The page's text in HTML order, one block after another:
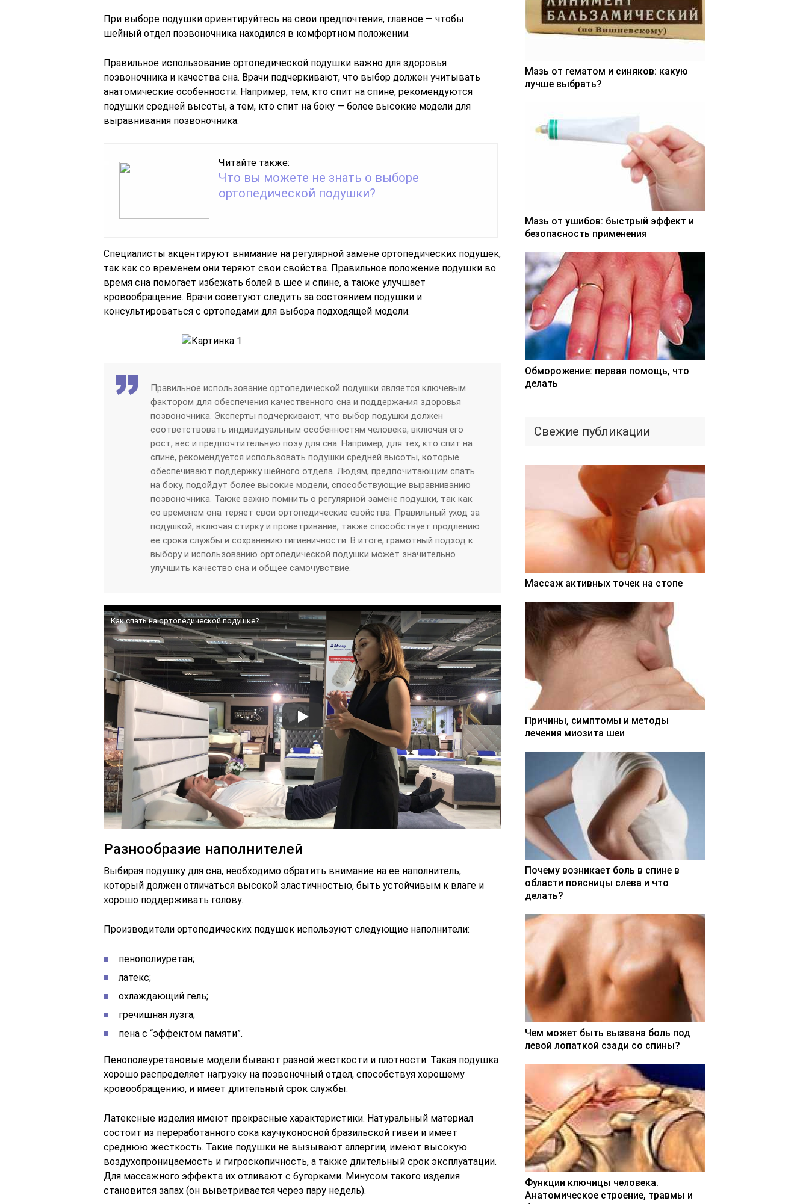
При выборе подушки ориентируйтесь на свои предпочтения, главное — чтобы
шейный отдел позвоночника находился в комфортном положении.
Правильное использование ортопедической подушки важно для здоровья
позвоночника и качества сна. Врачи подчеркивают, что выбор должен учитывать
анатомические особенности. Например, тем, кто спит на спине, рекомендуются
подушки средней высоты, а тем, кто спит на боку — более высокие модели для
выравнивания позвоночника.
Читайте также:
Что вы можете не знать о выборе
ортопедической подушки?
Специалисты акцентируют внимание на регулярной замене ортопедических подушек,
так как со временем они теряют свои свойства. Правильное положение подушки во
время сна помогает избежать болей в шее и спине, а также улучшает
кровообращение. Врачи советуют следить за состоянием подушки и
консультироваться с ортопедами для выбора подходящей модели.
Правильное использование ортопедической подушки является ключевым
фактором для обеспечения качественного сна и поддержания здоровья
позвоночника. Эксперты подчеркивают, что выбор подушки должен
соответствовать индивидуальным особенностям человека, включая его
рост, вес и предпочтительную позу для сна. Например, для тех, кто спит на
спине, рекомендуется использовать подушки средней высоты, которые
обеспечивают поддержку шейного отдела. Людям, предпочитающим спать
на боку, подойдут более высокие модели, способствующие выравниванию
позвоночника. Также важно помнить о регулярной замене подушки, так как
со временем она теряет свои ортопедические свойства. Правильный уход за
подушкой, включая стирку и проветривание, также способствует продлению
ее срока службы и сохранению гигиеничности. В итоге, грамотный подход к
выбору и использованию ортопедической подушки может значительно
улучшить качество сна и общее самочувствие.
Как спать на ортопедической подушке?
Разнообразие наполнителей
Выбирая подушку для сна, необходимо обратить внимание на ее наполнитель,
который должен отличаться высокой эластичностью, быть устойчивым к влаге и
хорошо поддерживать голову.
Производители ортопедических подушек используют следующие наполнители:
пенополиуретан;
латекс;
охлаждающий гель;
гречишная лузга;
пена с “эффектом памяти”.
Пенополеуретановые модели бывают разной жесткости и плотности. Такая подушка
хорошо распределяет нагрузку на позвоночный отдел, способствуя хорошему
кровообращению, и имеет длительный срок службы.
Латексные изделия имеют прекрасные характеристики. Натуральный материал
состоит из переработанного сока каучуконосной бразильской гивеи и имеет
среднюю жесткость. Такие подушки не вызывают аллергии, имеют высокую
воздухопроницаемость и гигроскопичность, а также длительный срок эксплуатации.
Для массажного эффекта их отливают с бугорками. Минусом такого изделия
становится запах (он выветривается через пару недель).
Мазь от гематом и синяков: какую
лучше выбрать?
Мазь от ушибов: быстрый эффект и
безопасность применения
Обморожение: первая помощь, что
делать
Свежие публикации
Массаж активных точек на стопе
Причины, симптомы и методы
лечения миозита шеи
Почему возникает боль в спине в
области поясницы слева и что
делать?
Чем может быть вызвана боль под
левой лопаткой сзади со спины?
Функции ключицы человека.
Анатомическое строение, травмы и